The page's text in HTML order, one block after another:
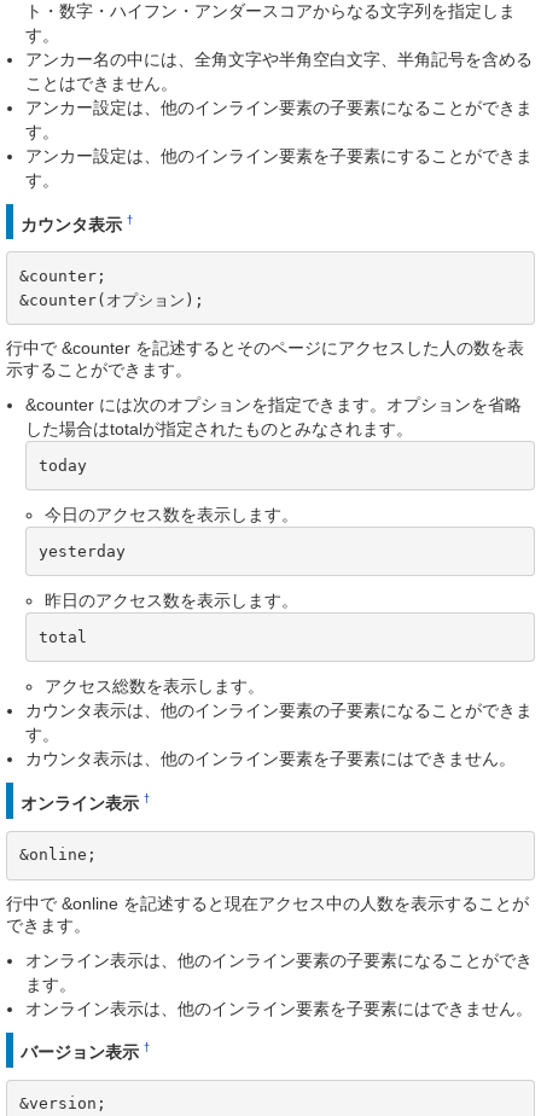
ト・数字・ハイフン・アンダースコアからなる文字列を指定しま
す。
アンカー名の中には、全角文字や半角空白文字、半角記号を含める
ことはできません。
アンカー設定は、他のインライン要素の子要素になることができま
す。
アンカー設定は、他のインライン要素を子要素にすることができま
す。
カウンタ表示 †
&counter;
&counter(オプション);
行中で &counter を記述するとそのページにアクセスした人の数を表
示することができます。
&counter には次のオプションを指定できます。オプションを省略
した場合はtotalが指定されたものとみなされます。
today
今日のアクセス数を表示します。
yesterday
昨日のアクセス数を表示します。
total
アクセス総数を表示します。
カウンタ表示は、他のインライン要素の子要素になることができま
す。
カウンタ表示は、他のインライン要素を子要素にはできません。
オンライン表示 †
&online;
行中で &online を記述すると現在アクセス中の人数を表示することが
できます。
オンライン表示は、他のインライン要素の子要素になることができ
ます。
オンライン表示は、他のインライン要素を子要素にはできません。
バージョン表示 †
&version;